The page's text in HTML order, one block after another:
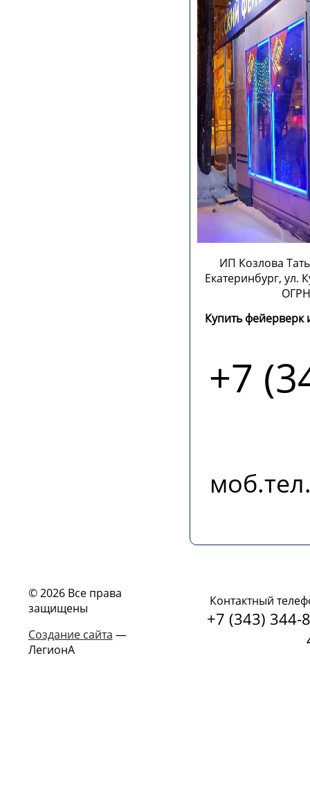
ИП Козлова
Екатеринбург, ул.
Купить фейерверк
+7
© 2026 Все права
защищены
Создание сайта —
ЛегионА
Контактный
+7 (343) 344-